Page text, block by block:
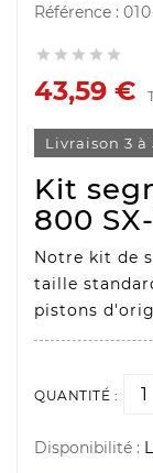
Référence :
    
43,59 €
Livraison 3 à
Kit
800
Notre kit de
taille
pistons
QUANTITÉ :
Disponibilité :